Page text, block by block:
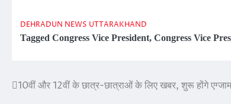
DEHRADUN NEWS UTTARAKHAND
Tagged Congress Vice President, Congress Vice
Post
10वीं और 12वीं के छात्र-छात्राओं के लिए खबर, शुरू होंगे एग्जाम